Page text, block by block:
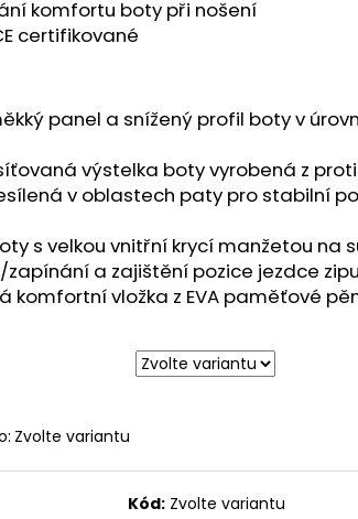
komfortu boty při nošení
certifikované
panel a snížený profil boty v
výstelka boty vyrobená z
v oblastech paty pro stabilní
s velkou vnitřní krycí manžetou na
a zajištění pozice jezdce
komfortní vložka z EVA paměťové
Zvolte variantu
Kód: Zvolte variantu